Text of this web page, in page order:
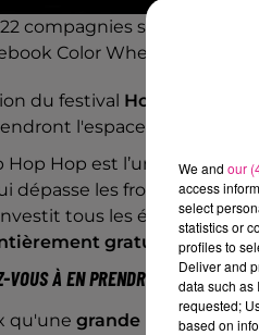
compagnies sont invit�es
Color Wheels - Cie Off
du festival Hop Hop Hop
l'espace de
Hop Hop est l’un des plus
dépasse les frontières est
tous les étés
au mois
gratuit
VOUS À EN PRENDRE PLEIN LES
qu'une grande parade
We and our
access
select
statistics or
profiles to
Deliver and
data such as
requested;
based on